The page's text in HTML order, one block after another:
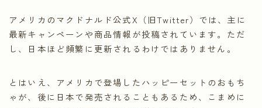
アメリカのマクドナルド公式X（旧Twitter）では、主に
最新キャンペーンや商品情報が投稿されています。ただ
し、日本ほど頻繁に更新されるわけではありません。
とはいえ、アメリカで登場したハッピーセットのおもち
ゃが、後に日本で発売されることもあるため、こまめに